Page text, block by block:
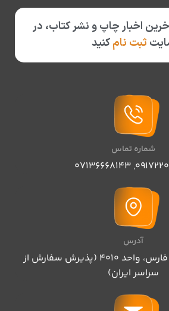
اخبار چاپ و نشر کتاب، در
ثبت نامکنید
شماره تماس
,
07136668143
آدرس
شیراز، مجتمع خلیج فارس، واحد ۴۰۱۰ (پذیرش سفارش از
سراسر ایران)